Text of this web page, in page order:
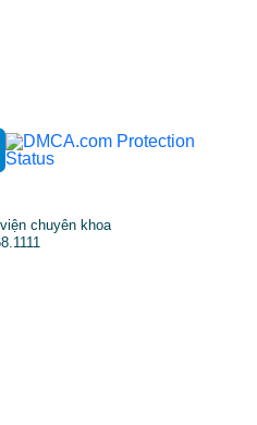
chuyên khoa